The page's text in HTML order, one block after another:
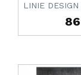
LINIE DESIGN